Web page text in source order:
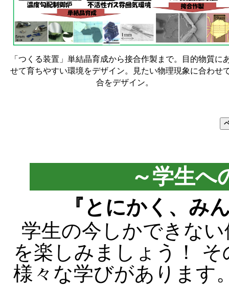
「つくる装置」単結晶育成から接合作製まで。目的物質に
せて育ちやすい環境をデザイン。見たい物理現象に合わせ
合をデザイン。
～学生へ
『とにかく、み
学生の今しかできな
を楽しみましょう！
様々な学びがあります